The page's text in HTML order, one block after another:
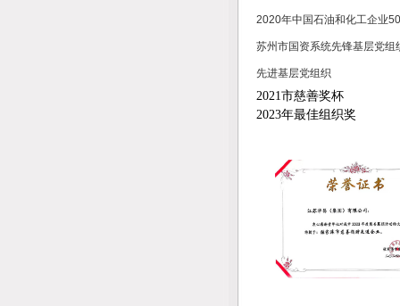
2020年中国石油和化工企业
苏州市国资系统先锋基层党组
先进基层党组织
2021市慈善奖杯
2023年最佳组织奖